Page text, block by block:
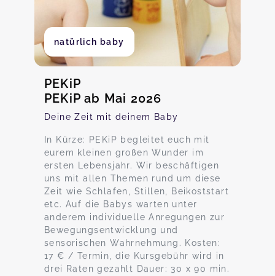
natürlich baby
PEKiP
PEKiP ab Mai 2026
Deine Zeit mit deinem Baby
In Kürze: PEKiP begleitet euch mit
eurem kleinen großen Wunder im
ersten Lebensjahr. Wir beschäftigen
uns mit allen Themen rund um diese
Zeit wie Schlafen, Stillen, Beikoststart
etc. Auf die Babys warten unter
anderem individuelle Anregungen zur
Bewegungsentwicklung und
sensorischen Wahrnehmung. Kosten:
17 € / Termin, die Kursgebühr wird in
drei Raten gezahlt Dauer: 30 x 90 min.